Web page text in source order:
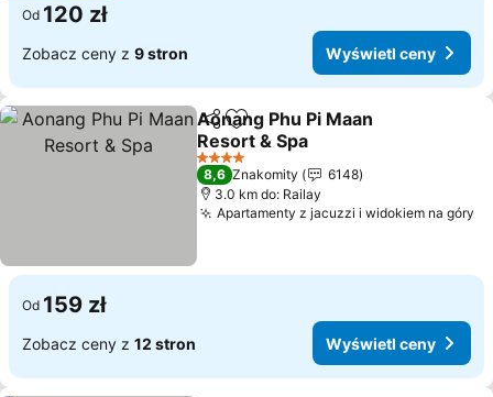
Od 120 zł
Zobacz ceny z 9 stron Wyświetl ceny
UdostępnijDodaj do ulubionych
Aonang Phu Pi Maan
Resort & Spa
Wyświetl ceny
4 Kategoria
8,6 Znakomity
6148
3.0 km do: Railay
Apartamenty z jacuzzi i widokiem na góry
Od 159 zł
Zobacz ceny z 12 stron Wyświetl ceny